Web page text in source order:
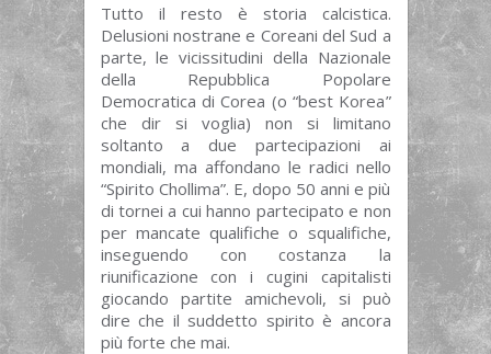
Tutto il resto è storia calcistica.
Delusioni nostrane e Coreani del Sud a
parte, le vicissitudini della Nazionale
della Repubblica Popolare
Democratica di Corea (o “best Korea”
che dir si voglia) non si limitano
soltanto a due partecipazioni ai
mondiali, ma affondano le radici nello
“Spirito Chollima”. E, dopo 50 anni e più
di tornei a cui hanno partecipato e non
per mancate qualifiche o squalifiche,
inseguendo con costanza la
riunificazione con i cugini capitalisti
giocando partite amichevoli, si può
dire che il suddetto spirito è ancora
più forte che mai.